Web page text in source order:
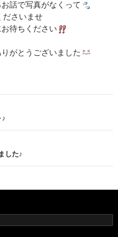
話で写真がなくって
ださいませ
待ちください
がとうございました
♪
した♪